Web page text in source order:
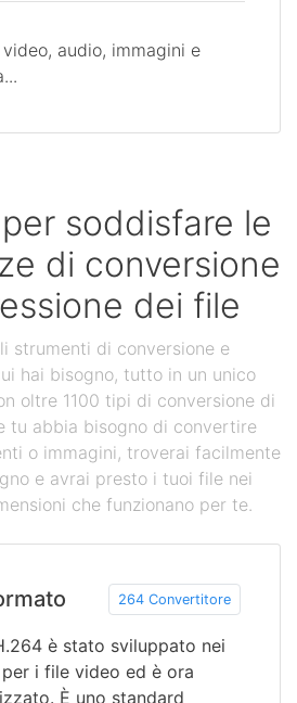
audio, immagini e
soddisfare le
di conversione
dei file
strumenti di conversione e
hai bisogno, tutto in un unico
oltre 1100 tipi di conversione di
tu abbia bisogno di convertire
o immagini, troverai facilmente
e avrai presto i tuoi file nei
che funzionano per te.
264 Convertitore
è stato sviluppato nei
i file video ed è ora
È uno standard